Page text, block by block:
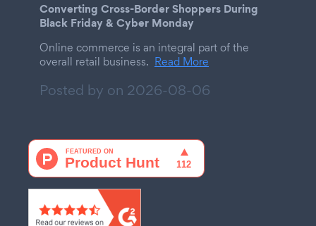
Converting Cross-Border Shoppers During
Black Friday & Cyber Monday
Online commerce is an integral part of the
overall retail business. Read More
Posted by on 2026-08-06